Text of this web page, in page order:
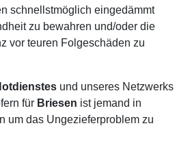
schnellstmöglich eingedämmt
zu bewahren und/oder die
vor teuren Folgeschäden zu
und unseres Netzwerks
für Briesen ist jemand in
um das Ungezieferproblem zu